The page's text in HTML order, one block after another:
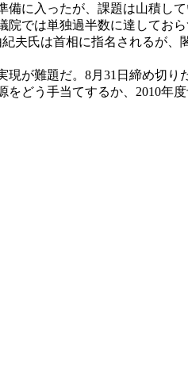
に入ったが、課題は山積し
院では単独過半数に達してお
夫氏は首相に指名されるが
が難題だ。8月31日締め切
をどう手当てするか、2010年